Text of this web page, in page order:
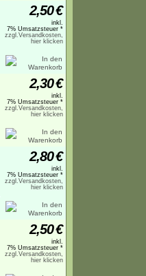
2,50€
inkl.
7% Umsatzsteuer *
zzgl.Versandkosten,
hier klicken
2,30€
inkl.
7% Umsatzsteuer *
zzgl.Versandkosten,
hier klicken
2,80€
inkl.
7% Umsatzsteuer *
zzgl.Versandkosten,
hier klicken
2,50€
inkl.
7% Umsatzsteuer *
zzgl.Versandkosten,
hier klicken